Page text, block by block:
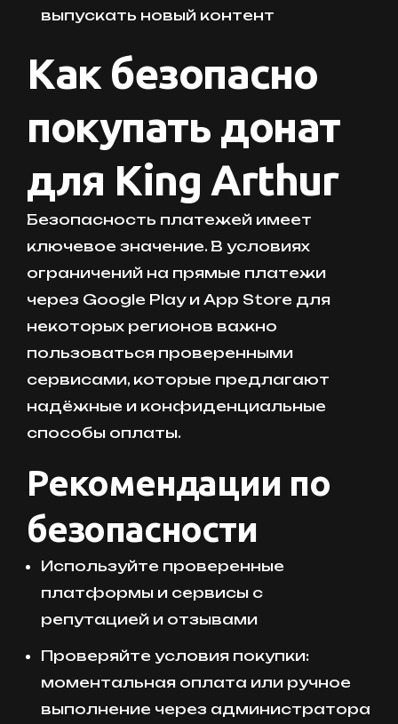
выпускать новый контент
Как безопасно
покупать донат
для King Arthur
Безопасность платежей имеет
ключевое значение. В условиях
ограничений на прямые платежи
через Google Play и App Store для
некоторых регионов важно
пользоваться проверенными
сервисами, которые предлагают
надёжные и конфиденциальные
способы оплаты.
Рекомендации по
безопасности
Используйте проверенные
платформы и сервисы с
репутацией и отзывами
Проверяйте условия покупки:
моментальная оплата или ручное
выполнение через администратора